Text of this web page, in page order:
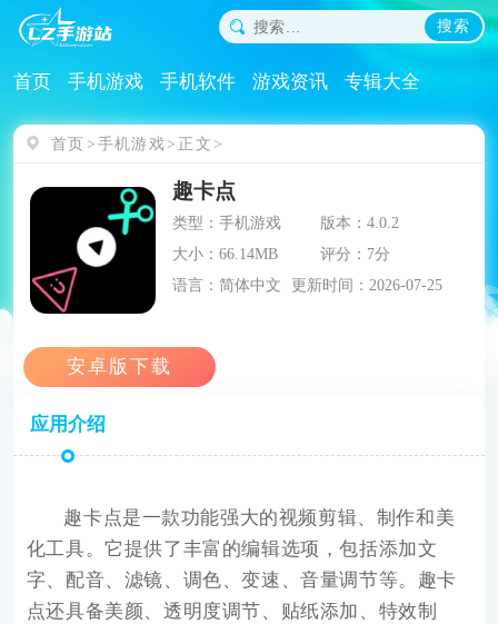
搜索
首页 手机游戏 手机软件 游戏资讯 专辑大全
首页 手机游戏 正文
趣卡点
类型：手机游戏
版本：4.0.2
大小：66.14MB
评分：7分
语言：简体中文
更新时间：2026-07-25
应用介绍
趣卡点是一款功能强大的视频剪辑、制作和美
化工具。它提供了丰富的编辑选项，包括添加文
字、配音、滤镜、调色、变速、音量调节等。趣卡
点还具备美颜、透明度调节、贴纸添加、特效制